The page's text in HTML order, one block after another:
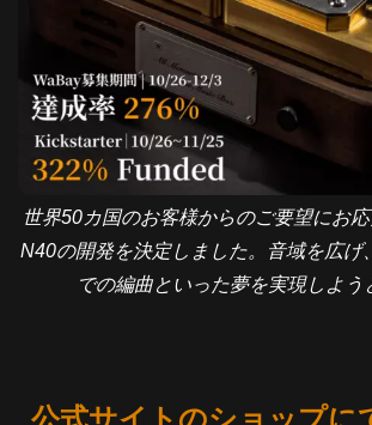
世界50カ国のお客様からのご要望にお
N40の開発を決定しました。音域を広げ
での編曲といった夢を実現しよう